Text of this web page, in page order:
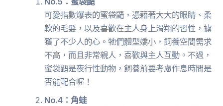
可愛指數爆表的蜜袋鼯，憑藉著大大的眼睛、柔
軟的毛髮，以及喜歡在主人身上滑翔的習性，擄
獲了不少人的心。牠們體型嬌小，飼養空間需求
不高，而且非常親人，喜歡與主人互動。不過，
蜜袋鼯是夜行性動物，飼養前要考慮作息時間是
否能配合喔！
No.4：角蛙